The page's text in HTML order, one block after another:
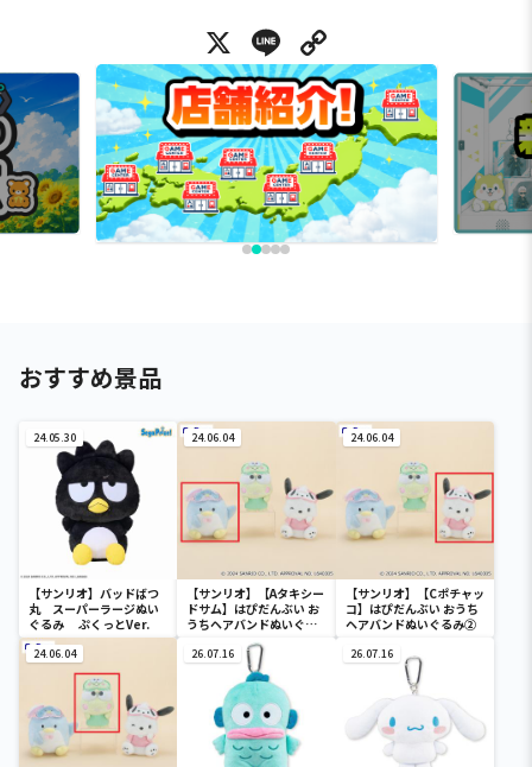
X Line
おすすめ景品
24.05.30
【サンリオ】バッドばつ
丸 スーパーラージぬい
ぐるみ ぷくっとVer.
24.06.04
【サンリオ】【Aタキシー
ドサム】はぴだんぶい お
うちヘアバンドぬいぐる
24.06.04
【サンリオ】【Cポチャッ
コ】はぴだんぶい おうち
ヘアバンドぬいぐるみ②
24.06.04 26.07.16 26.07.16